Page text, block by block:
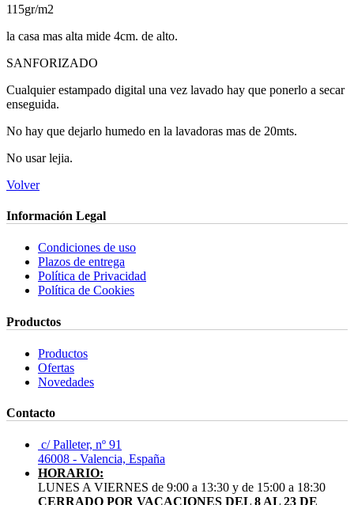
115gr/m2
la casa mas alta mide 4cm. de alto.
SANFORIZADO
Cualquier estampado digital una vez lavado hay que ponerlo a secar
enseguida.
No hay que dejarlo humedo en la lavadoras mas de 20mts.
No usar lejia.
Volver
Información Legal
Condiciones de uso
Plazos de entrega
Política de Privacidad
Política de Cookies
Productos
Productos
Ofertas
Novedades
Contacto
c/ Palleter, nº 91
46008 - Valencia, España
HORARIO:
LUNES A VIERNES de 9:00 a 13:30 y de 15:00 a 18:30
CERRADO POR VACACIONES DEL 8 AL 23 DE